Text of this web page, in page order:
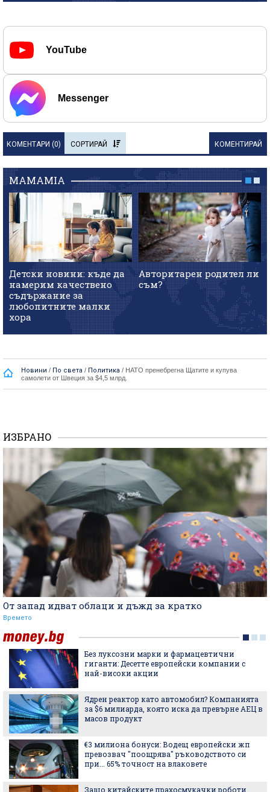
YouTube
Messenger
КОМЕНТАРИ (0) СОРТИРАЙ КОМЕНТИРАЙ
MAMAMIA
Детски новини: къде да
намерим качествено
съдържание за
любопитните малки
хора
Авторитарен родител ли
съм?
Новини / По света / Политика / НАТО пренебрегна Щатите и купува
самолети от Швеция за $4,5 млрд.
ИЗБРАНО
От запад идват облаци и дъжд за кратко
Времето
Без луксозни марки и фармацевтични
гиганти: Десетте европейски компании с
най-високи акции
Ядрен реактор като автомобил? Компанията
за $6 милиарда, която иска да превърне АЕЦ в
масов продукт
€3 милиона бонуси: Водещ европейски жп
превозвач "поощрява" ръководството си
при... 65% точност на влаковете
Защо китайските прахосмукачки роботи